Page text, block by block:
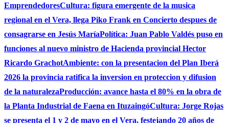
EmprendedoresCultura: figura emergente de la musica
regional en el Vera, llega Piko Frank en Concierto despues de
consagrarse en Jesús MaríaPolítica: Juan Pablo Valdés puso en
funciones al nuevo ministro de Hacienda provincial Hector
Ricardo GrachotAmbiente: con la presentacion del Plan Iberá
2026 la provincia ratifica la inversion en proteccion y difusion
de la naturalezaProducción: avance hasta el 80% en la obra de
la Planta Industrial de Faena en ItuzaingóCultura: Jorge Rojas
se presenta el 1 y 2 de mayo en el Vera, festejando 20 años de